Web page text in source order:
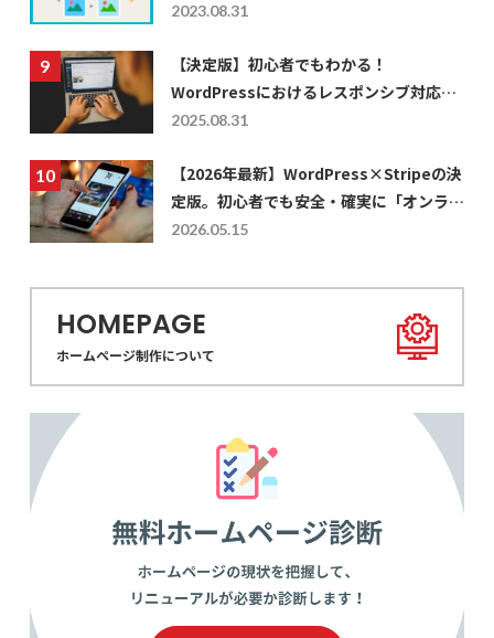
2023.08.31
【決定版】初心者でもわかる！
WordPressにおけるレスポンシブ対応の
仕方を徹底解説
2025.08.31
【2026年最新】WordPress×Stripeの決
定版。初心者でも安全・確実に「オンライ
ン決済」を実装する設計値と活用術
2026.05.15
HOMEPAGE
ホームページ制作について